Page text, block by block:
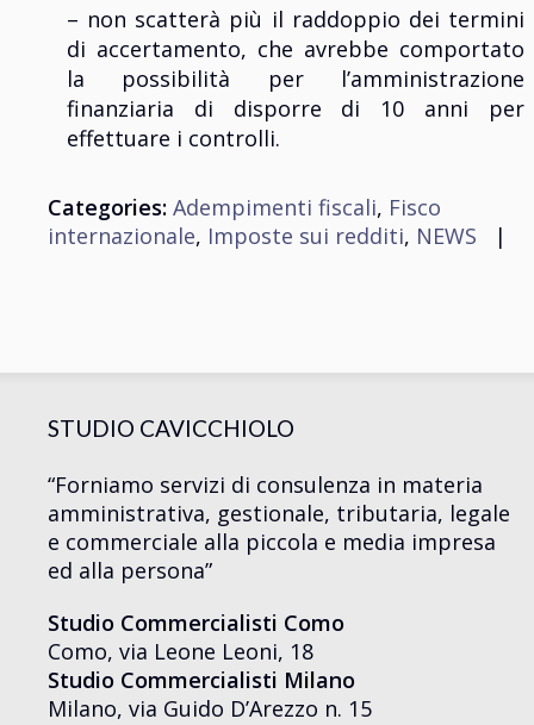
– non scatterà più il raddoppio dei termini
di accertamento, che avrebbe comportato
la possibilità per l’amministrazione
finanziaria di disporre di 10 anni per
effettuare i controlli.
Categories: Adempimenti fiscali, Fisco
internazionale, Imposte sui redditi, NEWS |
STUDIO CAVICCHIOLO
“Forniamo servizi di consulenza in materia
amministrativa, gestionale, tributaria, legale
e commerciale alla piccola e media impresa
ed alla persona”
Studio Commercialisti Como
Como, via Leone Leoni, 18
Studio Commercialisti Milano
Milano, via Guido D’Arezzo n. 15